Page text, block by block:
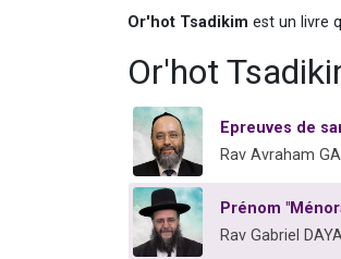
Or'hot Tsadikim est un livre
Or'hot
Epreuves de
Rav Avraham
Prénom
Rav Gabriel